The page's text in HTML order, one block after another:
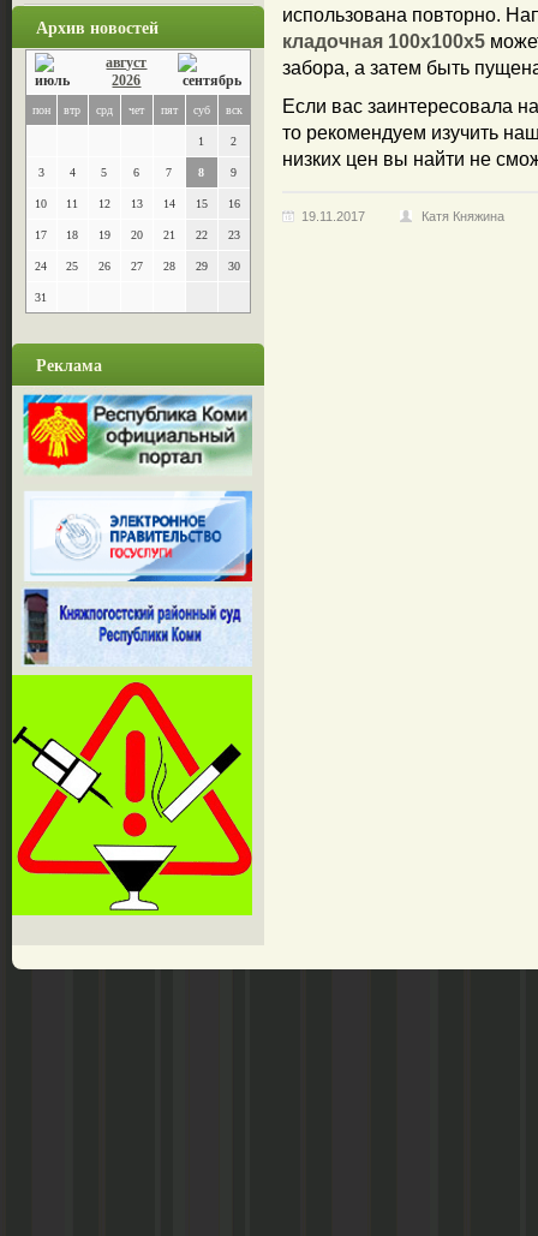
Архив новостей
август
2026
пон втр срд чет пят суб вск
1 2
3 4 5 6 7 8 9
10 11 12 13 14 15 16
17 18 19 20 21 22 23
24 25 26 27 28 29 30
31
Реклама
использована повторно.
кладочная 100х100х5
забора, а затем быть
Если вас заинтересовала
то рекомендуем изучить
низких цен вы найти не
19.11.2017 Катя Княжина